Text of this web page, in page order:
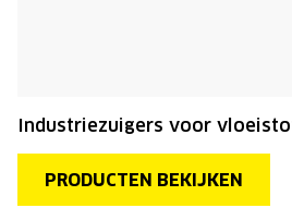
Industriezuigers voor
PRODUCTEN BEKIJKEN